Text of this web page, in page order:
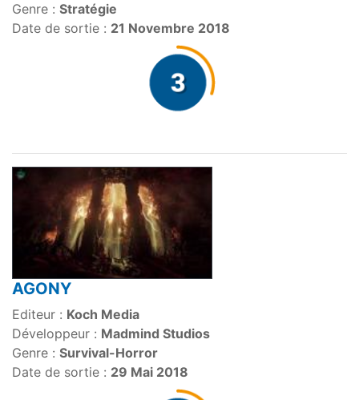
Genre : Stratégie
Date de sortie : 21 Novembre 2018
AGONY
Editeur : Koch Media
Développeur : Madmind Studios
Genre : Survival-Horror
Date de sortie : 29 Mai 2018